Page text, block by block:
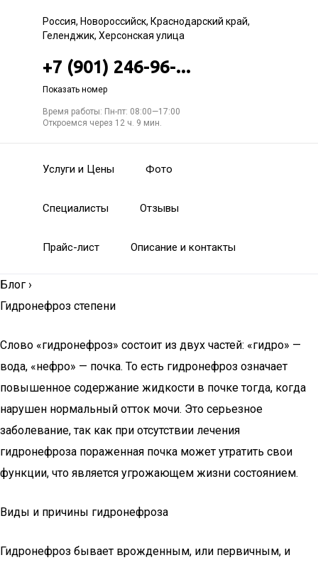
Россия, Новороссийск, Краснодарский край,
Геленджик, Херсонская улица
+7 (901) 246-96-...
Показать номер
Время работы: Пн-пт: 08:00—17:00
Откроемся через 12 ч. 9 мин.
Услуги и Цены Фото
Специалисты Отзывы
Прайс-лист Описание и контакты
Блог ›
Гидронефроз степени
Слово «гидронефроз» состоит из двух частей: «гидро» —
вода, «нефро» — почка. То есть гидронефроз означает
повышенное содержание жидкости в почке тогда, когда
нарушен нормальный отток мочи. Это серьезное
заболевание, так как при отсутствии лечения
гидронефроза пораженная почка может утратить свои
функции, что является угрожающем жизни состоянием.
Виды и причины гидронефроза
Гидронефроз бывает врожденным, или первичным, и